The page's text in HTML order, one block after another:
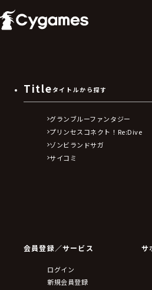
Title タイトルから探す
グランブルーファンタジー
プリンセスコネクト！Re:Dive
ゾンビランドサガ
サイコミ
会員登録／サービス
ログイン
新規会員登録
サ